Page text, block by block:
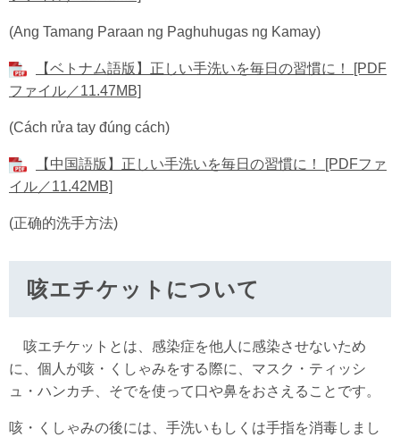
(Ang Tamang Paraan ng Paghuhugas ng Kamay)
【ベトナム語版】正しい手洗いを毎日の習慣に！ [PDF
ファイル／11.47MB]
(Cách rửa tay đúng cách)
【中国語版】正しい手洗いを毎日の習慣に！ [PDFファ
イル／11.42MB]
(正确的洗手方法)
咳エチケットについて
咳エチケットとは、感染症を他人に感染させないため
に、個人が咳・くしゃみをする際に、マスク・ティッシ
ュ・ハンカチ、そでを使って口や鼻をおさえることです。
咳・くしゃみの後には、手洗いもしくは手指を消毒しまし